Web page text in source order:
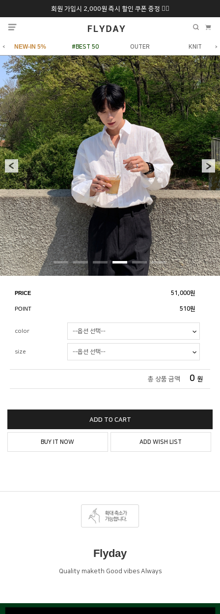
회원 가입시 2,000원 즉시 할인 쿠폰 증정 ❤️‍🔥
추석 특별 할인 10~20% 9/6 화 ~ 9/12월
NEW-IN 5% #BEST 50 OUTER KNIT
PRICE 51,000원
POINT 510원
color
size
총 상품 금액 0 원
ADD TO CART
BUY IT NOW ADD WISH LIST
Flyday
Quality maketh Good vibes Always